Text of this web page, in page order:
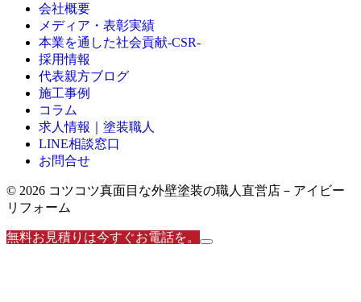
会社概要
メディア・表彰実績
本業を通した社会貢献-CSR-
採用情報
代表親方ブログ
施工事例
コラム
求人情報｜塗装職人
LINE相談窓口
お問合せ
© 2026 コツコツ真面目な外壁塗装の職人直営店－アイビー
リフォーム
無料お見積りは今すぐお電話を。